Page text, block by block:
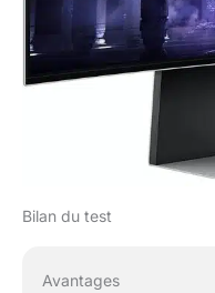
Bilan du test
Avantages